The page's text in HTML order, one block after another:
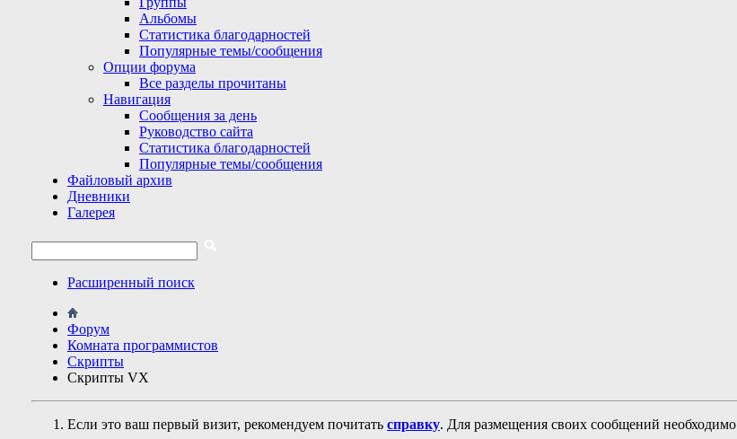
Альбомы
Статистика благодарностей
Популярные темы/сообщения
Опции форума
Все разделы прочитаны
Навигация
Сообщения за день
Руководство сайта
Статистика благодарностей
Популярные темы/сообщения
Файловый архив
Дневники
Галерея
Расширенный поиск
Форум
Комната программистов
Скрипты
Скрипты VX
Если это ваш первый визит, рекомендуем почитать справку. Для размещения своих сообщений необходимо